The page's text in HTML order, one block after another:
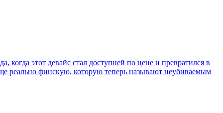
этот девайс стал доступней по цене и превратился в
реально финскую, которую теперь называют неубиваемым